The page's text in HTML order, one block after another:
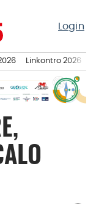
Login
Linkontro 2026